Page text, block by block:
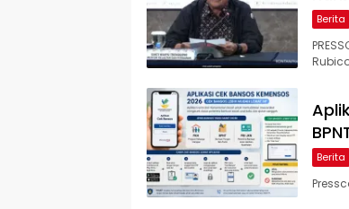
Berita
Berita